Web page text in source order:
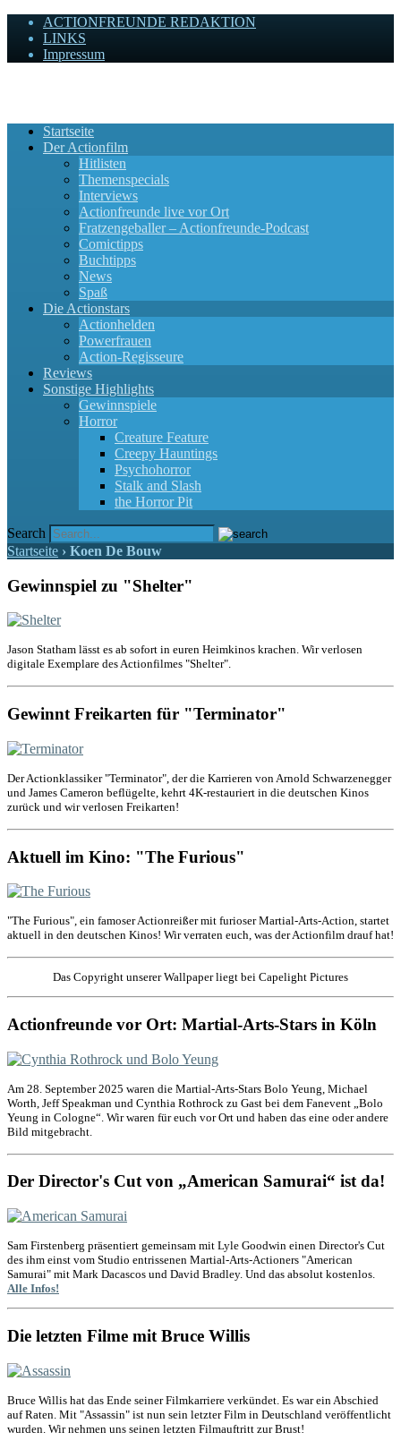
ACTIONFREUNDE REDAKTION
LINKS
Impressum
Startseite
Der Actionfilm
Hitlisten
Themenspecials
Interviews
Actionfreunde live vor Ort
Fratzengeballer – Actionfreunde-Podcast
Comictipps
Buchtipps
News
Spaß
Die Actionstars
Actionhelden
Powerfrauen
Action-Regisseure
Reviews
Sonstige Highlights
Gewinnspiele
Horror
Creature Feature
Creepy Hauntings
Psychohorror
Stalk and Slash
the Horror Pit
Search
Startseite › Koen De Bouw
Gewinnspiel zu "Shelter"
Jason Statham lässt es ab sofort in euren Heimkinos krachen. Wir verlosen
digitale Exemplare des Actionfilmes "Shelter".
Gewinnt Freikarten für "Terminator"
Der Actionklassiker "Terminator", der die Karrieren von Arnold Schwarzenegger
und James Cameron beflügelte, kehrt 4K-restauriert in die deutschen Kinos
zurück und wir verlosen Freikarten!
Aktuell im Kino: "The Furious"
"The Furious", ein famoser Actionreißer mit furioser Martial-Arts-Action, startet
aktuell in den deutschen Kinos! Wir verraten euch, was der Actionfilm drauf hat!
Das Copyright unserer Wallpaper liegt bei Capelight Pictures
Actionfreunde vor Ort: Martial-Arts-Stars in Köln
Am 28. September 2025 waren die Martial-Arts-Stars Bolo Yeung, Michael
Worth, Jeff Speakman und Cynthia Rothrock zu Gast bei dem Fanevent „Bolo
Yeung in Cologne“. Wir waren für euch vor Ort und haben das eine oder andere
Bild mitgebracht.
Der Director's Cut von „American Samurai“ ist da!
Sam Firstenberg präsentiert gemeinsam mit Lyle Goodwin einen Director's Cut
des ihm einst vom Studio entrissenen Martial-Arts-Actioners "American
Samurai" mit Mark Dacascos und David Bradley. Und das absolut kostenlos.
Alle Infos!
Die letzten Filme mit Bruce Willis
Bruce Willis hat das Ende seiner Filmkarriere verkündet. Es war ein Abschied
auf Raten. Mit "Assassin" ist nun sein letzter Film in Deutschland veröffentlicht
wurden. Wir nehmen uns seinen letzten Filmauftritt zur Brust!